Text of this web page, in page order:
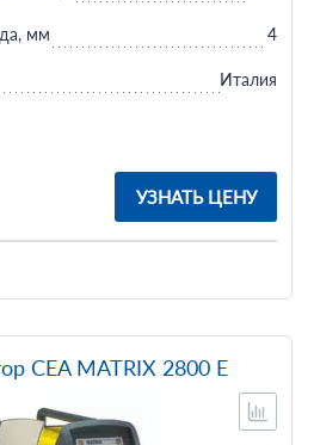
УЗНАТЬ ЦЕНУ
мм 4
Италия
CEA MATRIX 2800 E